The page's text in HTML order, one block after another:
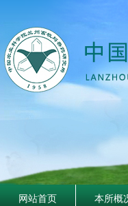
索 钩
网站首页 本所概